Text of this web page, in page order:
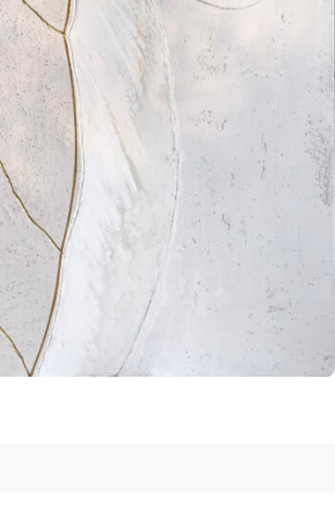
らでも、お気軽にお問い合